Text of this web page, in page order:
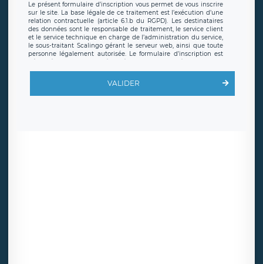
Le présent formulaire d’inscription vous permet de vous inscrire
sur le site. La base légale de ce traitement est l’exécution d’une
relation contractuelle (article 6.1.b du RGPD). Les destinataires
des données sont le responsable de traitement, le service client
et le service technique en charge de l’administration du service,
le sous-traitant Scalingo gérant le serveur web, ainsi que toute
personne légalement autorisée. Le formulaire d’inscription est
offrant desclauses de protection conformes au RGPD. Les
en sollicite la suppression, étant entendu que vous pouvez
demander la suppression de vos données et retirer votre
VALIDER